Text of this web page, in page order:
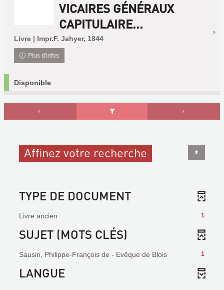
VICAIRES GÉNÉRAUX
CAPITULAIRE...
Livre | Impr.F. Jahyer, 1844
Plus d'infos
Disponible
Affinez votre recherche
TYPE DE DOCUMENT
1
Livre ancien
SUJET (MOTS CLÉS)
1
Sausin, Philippe-François de - Evêque de Blois
LANGUE